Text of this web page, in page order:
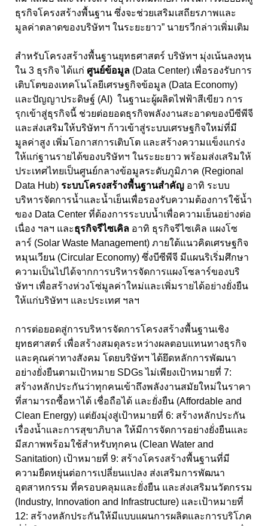
ธุรกิจโครงสร้างพื้นฐาน ซึ่งจะช่วยเสริมเสถียรภาพและ
มูลค่าตลาดของบริษัทฯ ในระยะยาว” นายรวีกล่าวเพิ่มเติม
สำหรับโครงสร้างพื้นฐานยุทธศาสตร์ บริษัทฯ มุ่งเน้นลงทุน
ใน 3 ธุรกิจ ได้แก่ ศูนย์ข้อมูล (Data Center) เพื่อรองรับการ
เติบโตของเทคโนโลยีเศรษฐกิจข้อมูล (Data Economy)
และปัญญาประดิษฐ์ (AI) ในฐานะผู้ผลิตไฟฟ้าสีเขียว การ
รุกเข้าสู่ธุรกิจนี้ ช่วยต่อยอดธุรกิจพลังงานสะอาดของบีซีพีจี
และส่งเสริมให้บริษัทฯ ก้าวเข้าสู่ระบบเศรษฐกิจใหม่ที่มี
มูลค่าสูง เพิ่มโอกาสการเติบโต และสร้างความแข็งแกร่ง
ให้แก่ฐานรายได้ของบริษัทฯ ในระยะยาว พร้อมส่งเสริมให้
ประเทศไทยเป็นศูนย์กลางข้อมูลระดับภูมิภาค (Regional
Data Hub) ระบบโครงสร้างพื้นฐานสำคัญ อาทิ ระบบ
บริหารจัดการน้ำและน้ำเย็นเพื่อรองรับความต้องการใช้น้ำ
ของ Data Center ที่ต้องการระบบน้ำเพื่อความเย็นอย่างต่อ
เนื่อง ฯลฯ และธุรกิจรีไซเคิล อาทิ ธุรกิจรีไซเคิล แผงโซ
ลาร์ (Solar Waste Management) ภายใต้แนวคิดเศรษฐกิจ
หมุนเวียน (Circular Economy) ซึ่งบีซีพีจี มีแผนริเริ่มศึกษา
ความเป็นไปได้จากการบริหารจัดการแผงโซลาร์ของบริ
ษัทฯ เพื่อสร้างห่วงโซ่มูลค่าใหม่และเพิ่มรายได้อย่างยั่งยืน
ให้แก่บริษัทฯ และประเทศ ฯลฯ
การต่อยอดสู่การบริหารจัดการโครงสร้างพื้นฐานเชิง
ยุทธศาสตร์ เพื่อสร้างสมดุลระหว่างผลตอบแทนทางธุรกิจ
และคุณค่าทางสังคม โดยบริษัทฯ ได้ยึดหลักการพัฒนา
อย่างยั่งยืนตามเป้าหมาย SDGsไม่เพียงเป้าหมายที่ 7:
สร้างหลักประกันว่าทุกคนเข้าถึงพลังงานสมัยใหม่ในราคา
ที่สามารถซื้อหาได้ เชื่อถือได้ และยั่งยืน (Affordable and
Clean Energy) แต่ยังมุ่งสู่เป้าหมายที่ 6: สร้างหลักประกัน
เรื่องน้ำและการสุขาภิบาล ให้มีการจัดการอย่างยั่งยืนและ
มีสภาพพร้อมใช้สำหรับทุกคน (Clean Water and
Sanitation) เป้าหมายที่ 9: สร้างโครงสร้างพื้นฐานที่มี
ความยืดหยุ่นต่อการเปลี่ยนแปลง ส่งเสริมการพัฒนา
อุตสาหกรรม ที่ครอบคลุมและยั่งยืน และส่งเสริมนวัตกรรม
( Industry, Innovation and Infrastructure) และเป้าหมายที่
12: สร้างหลักประกันให้มีแบบแผนการผลิตและการบริโภค